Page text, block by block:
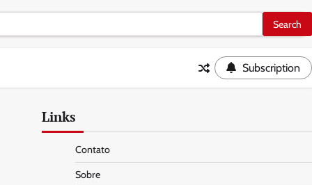
Subscription
Links
Contato
Sobre